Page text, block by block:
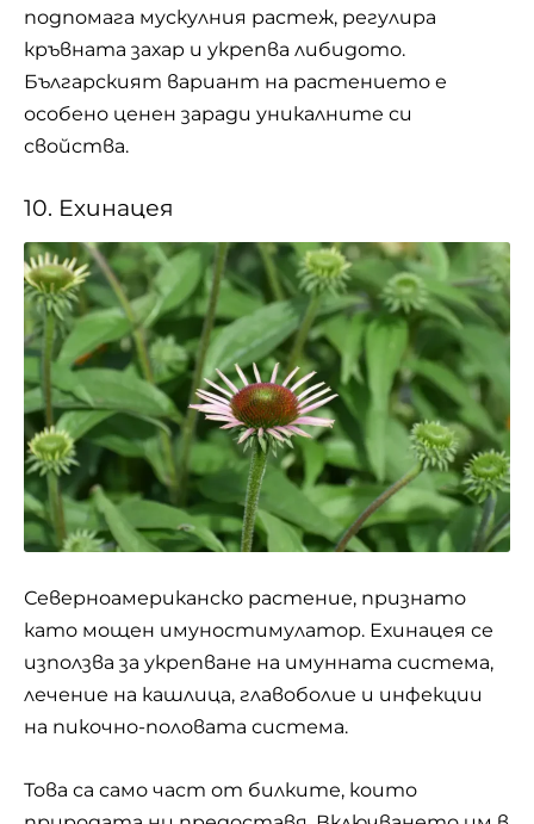
подпомага мускулния растеж, регулира
кръвната захар и укрепва либидото.
Българският вариант на растението е
особено ценен заради уникалните си
свойства.
10. Ехинацея
Северноамериканско растение, признато
като мощен имуностимулатор. Ехинацея се
използва за укрепване на имунната система,
лечение на кашлица, главоболие и инфекции
на пикочно-половата система.
Това са само част от билките, които